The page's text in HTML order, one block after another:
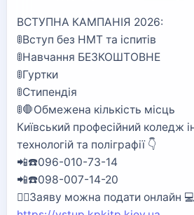
ВСТУПНА КАМПАНІЯ 2026:
🚦Вступ без НМТ та іспитів
🚦Навчання БЕЗКОШТОВНЕ
🚦Гуртки
🚦Стипендія
🚦🛑Обмежена кількість місць
Київський професійний коледж
технологій та поліграфії 👇
📲☎️096-010-73-14
📲☎️098-007-14-20
🙋‍♀️Заяву можна подати онлайн 💻